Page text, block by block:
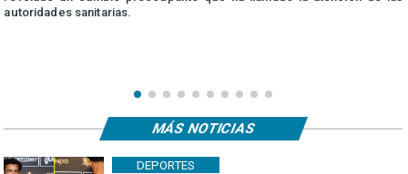
autoridades sanitarias.
DEPORTES
MÁS NOTICIAS